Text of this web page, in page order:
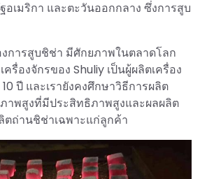
อเมริกา และตะวันออกกลาง ซึ่งการสูบ
การสูบชิช่า มีศักยภาพในตลาดโลก
รื่องจักรของ Shuliy เป็นผู้ผลิตเครื่อง
ปี และเรายังคงศึกษาวิธีการผลิต
าพสูงที่มีประสิทธิภาพสูงและผลผลิต
ตถ่านชิช่าเฉพาะแก่ลูกค้า